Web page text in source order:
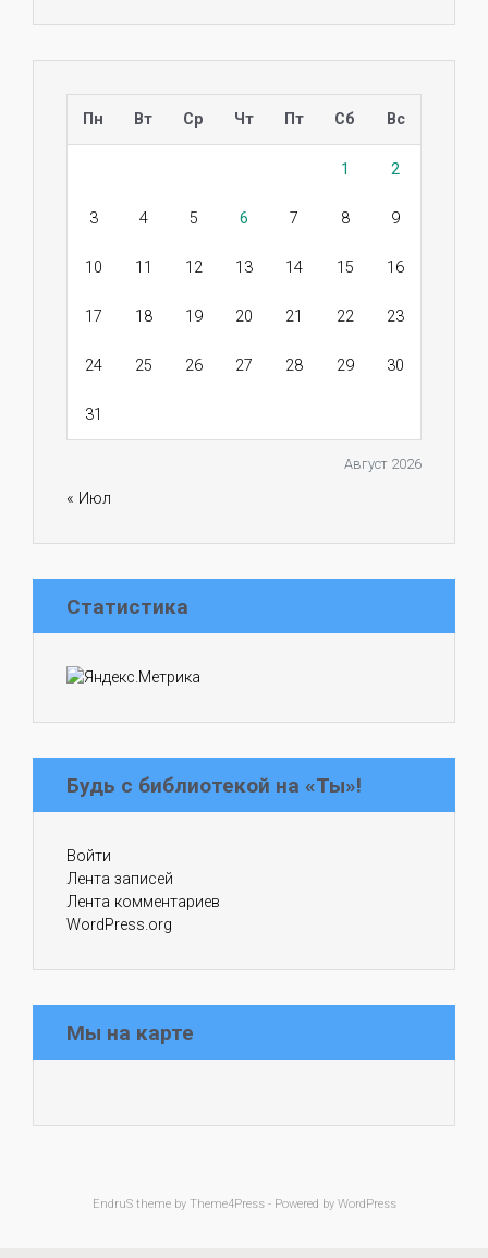
Август 2026
Пн Вт Ср Чт Пт Сб Вс
1 2
3 4 5 6 7 8 9
10 11 12 13 14 15 16
17 18 19 20 21 22 23
24 25 26 27 28 29 30
31
« Июл
Статистика
Будь с библиотекой на «Ты»!
Войти
Лента записей
Лента комментариев
WordPress.org
Мы на карте
EndruStheme by Theme4Press - Powered by WordPress